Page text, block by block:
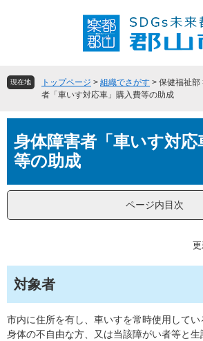
頭
飛現在地 トップページ > 組織でさがす > 保健福祉部
者「車いす対応車」購入費等の助成
文身体障害者「車いす対応
等の助成
ページ内目次
対象者
市内に住所を有し、車いすを常時使用して
身体の不自由な方、又は当該障がい者等と